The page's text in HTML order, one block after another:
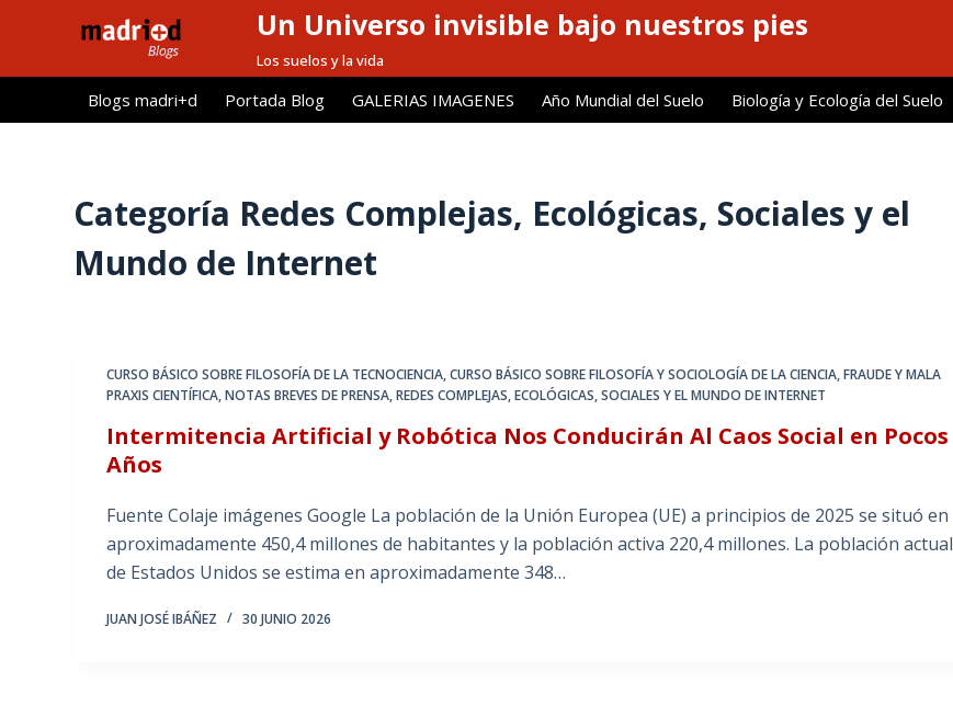
l
Un Universo invisible bajo nuestros pies
Los suelos y la vida
Blogs madri+d Portada Blog GALERIAS IMAGENES Año Mundial del Suelo Biología y Ecología del Suelo
Categoría Redes Complejas, Ecológicas, Sociales y el
Mundo de Internet
CURSO BÁSICO SOBRE FILOSOFÍA DE LA TECNOCIENCIA,CURSO BÁSICO SOBRE FILOSOFÍA Y SOCIOLOGÍA DE LA CIENCIA,FRAUDE Y MALA
PRAXIS CIENTÍFICA,NOTAS BREVES DE PRENSA,REDES COMPLEJAS, ECOLÓGICAS, SOCIALES Y EL MUNDO DE INTERNET
Intermitencia Artificial y Robótica Nos Conducirán Al Caos Social en Pocos
Años
Fuente Colaje imágenes Google La población de la Unión Europea (UE) a principios de 2025 se situó en
aproximadamente 450,4 millones de habitantes y la población activa 220,4 millones. La población actual
de Estados Unidos se estima en aproximadamente 348…
JUAN JOSÉ IBÁÑEZ 30 JUNIO 2026